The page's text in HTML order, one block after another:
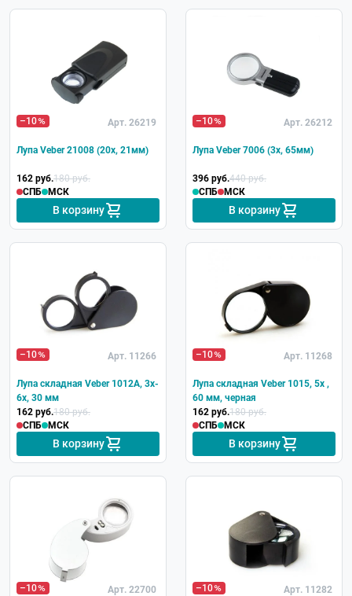
–10 Арт. 26219
Лупа Veber 21008 (20х, 21мм)
162 руб.180 руб.
СПБ
МСК
В корзину
–10 Арт. 26212
Лупа Veber 7006 (3х, 65мм)
396 руб.440 руб.
СПБ
МСК
В корзину
–10 Арт. 11266
Лупа складная Veber 1012А, 3x-
6x, 30 мм
162 руб.180 руб.
СПБ
МСК
В корзину
–10 Арт. 11268
Лупа складная Veber 1015, 5x ,
60 мм, черная
162 руб.180 руб.
СПБ
МСК
В корзину
–10 Арт. 22700 –10 Арт. 11282